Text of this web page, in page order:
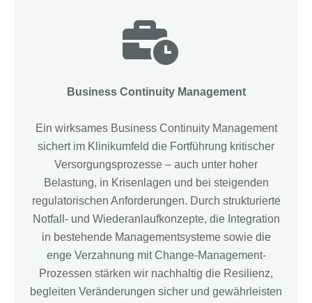
Business Continuity Management
Ein wirksames Business Continuity Management
sichert im Klinikumfeld die Fortführung kritischer
Versorgungsprozesse – auch unter hoher
Belastung, in Krisenlagen und bei steigenden
regulatorischen Anforderungen. Durch strukturierte
Notfall- und Wiederanlaufkonzepte, die Integration
in bestehende Managementsysteme sowie die
enge Verzahnung mit Change-Management-
Prozessen stärken wir nachhaltig die Resilienz,
begleiten Veränderungen sicher und gewährleisten